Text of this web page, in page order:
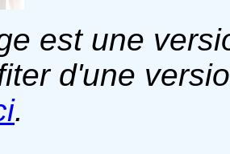
est une
d'une
.